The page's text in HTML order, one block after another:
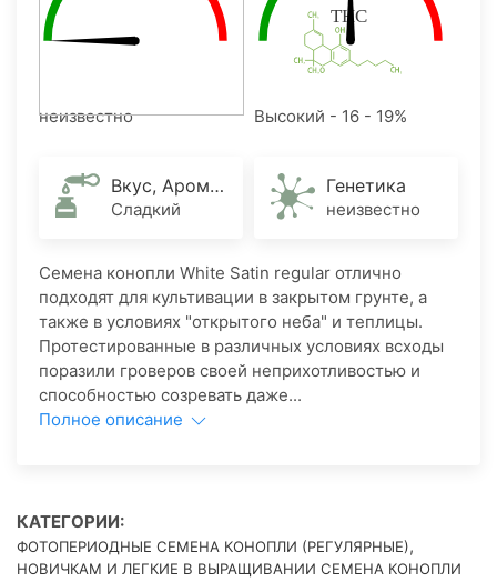
неизвестно Высокий - 16 - 19%
Вкус, Аромат
Сладкий
Генетика
неизвестно
Семена конопли White Satin regular ​отлично
подходят для культивации в закрытом грунте, а
также в условиях "открытого неба" и теплицы.
Протестированные в различных условиях всходы
поразили гроверов своей неприхотливостью и
способностью созревать даже...
Полное описание
КАТЕГОРИИ:
ФОТОПЕРИОДНЫЕ СЕМЕНА КОНОПЛИ (РЕГУЛЯРНЫЕ),
НОВИЧКАМ И ЛЕГКИЕ В ВЫРАЩИВАНИИ СЕМЕНА КОНОПЛИ